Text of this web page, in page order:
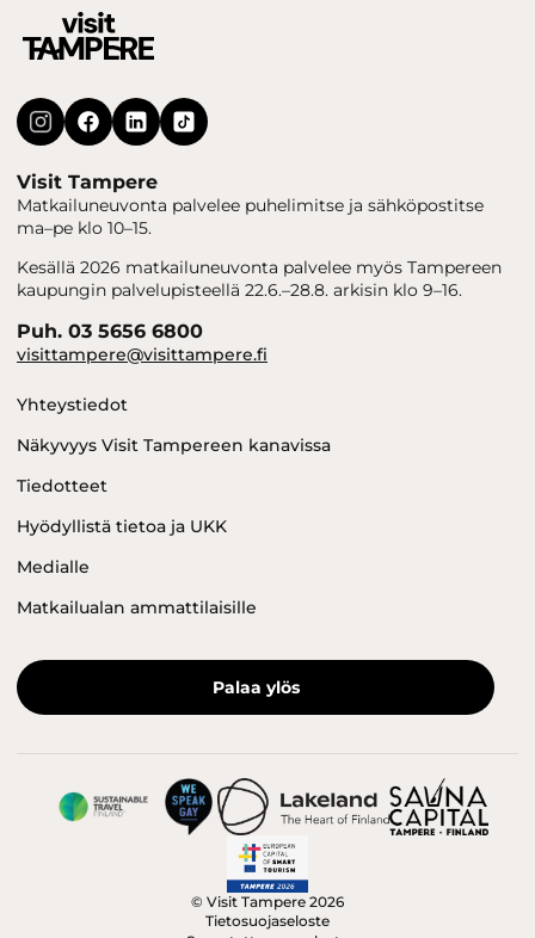
Visit Tampere
Matkailuneuvonta palvelee puhelimitse ja sähköpostitse
ma–pe klo 10–15.
Kesällä 2026 matkailuneuvonta palvelee myös Tampereen
kaupungin palvelupisteellä 22.6.–28.8. arkisin klo 9–16.
Puh. 03 5656 6800
visittampere@visittampere.fi
Yhteystiedot
Näkyvyys Visit Tampereen kanavissa
Tiedotteet
Hyödyllistä tietoa ja UKK
Medialle
Matkailualan ammattilaisille
Palaa ylös
© Visit Tampere 2026
Tietosuojaseloste